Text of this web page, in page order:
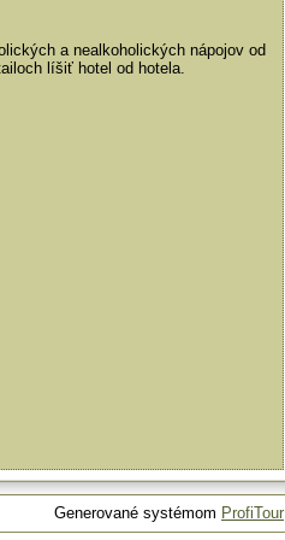
a nealkoholických nápojov od
líšiť hotel od hotela.
Generované systémom ProfiTour